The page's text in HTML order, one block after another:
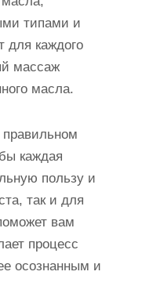
типами и
для каждого
массаж
масла.
правильном
каждая
пользу и
так и для
вам
процесс
осознанным и